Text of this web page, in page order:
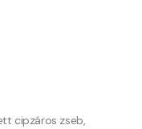
cipzáros zseb,